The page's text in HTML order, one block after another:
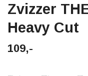
Zvizzer
Heavy Cut
109,-